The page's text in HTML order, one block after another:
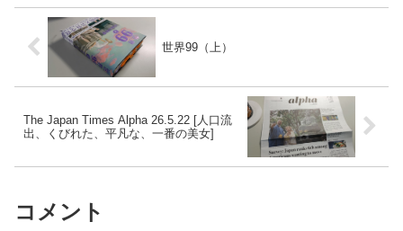
世界99（上）
The Japan Times Alpha 26.5.22 [人口流
出、くびれた、平凡な、一番の美女]
コメント